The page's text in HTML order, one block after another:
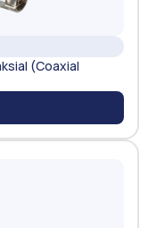
(Coaxial